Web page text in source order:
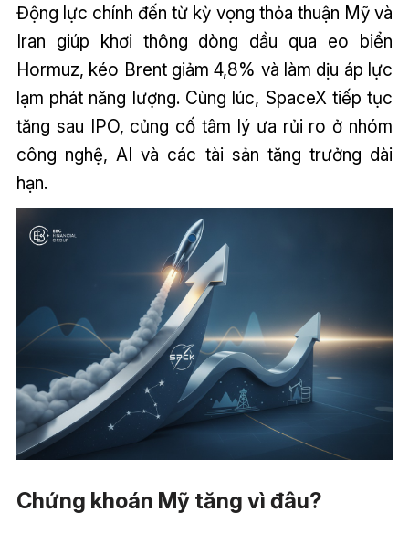
Động lực chính đến từ kỳ vọng thỏa thuận Mỹ và
Iran giúp khơi thông dòng dầu qua eo biển
Hormuz, kéo Brent giảm 4,8% và làm dịu áp lực
lạm phát năng lượng. Cùng lúc, SpaceX tiếp tục
tăng sau IPO, củng cố tâm lý ưa rủi ro ở nhóm
công nghệ, AI và các tài sản tăng trưởng dài
hạn.
Chứng khoán Mỹ tăng vì đâu?